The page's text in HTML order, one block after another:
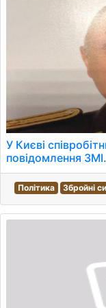
У Києві
повідомлення ЗМІ.
Політика Збройні